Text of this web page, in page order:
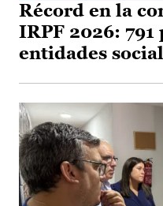
Récord en la
IRPF 2026: 791
entidades